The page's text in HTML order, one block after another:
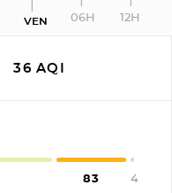
VEN 06H 12H
36 AQI
83 4